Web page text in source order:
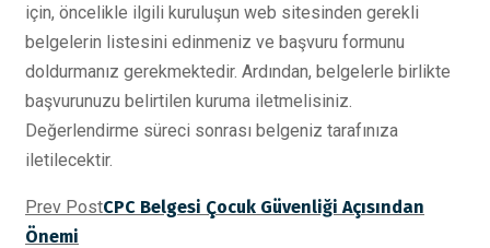
için, öncelikle ilgili kuruluşun web sitesinden gerekli
belgelerin listesini edinmeniz ve başvuru formunu
doldurmanız gerekmektedir. Ardından, belgelerle birlikte
başvurunuzu belirtilen kuruma iletmelisiniz.
Değerlendirme süreci sonrası belgeniz tarafınıza
iletilecektir.
Prev PostCPC Belgesi Çocuk Güvenliği Açısından
Önemi